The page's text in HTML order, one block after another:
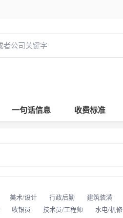
一句话信息 收费标准
美术/设计 行政后勤 建筑装潢
收银员 技术员/工程师 水电/机修